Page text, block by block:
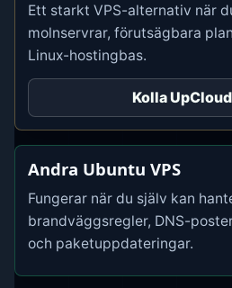
Ett starkt VPS-alternativ när
molnservrar, förutsägbara
Linux-hostingbas.
Kolla UpCloud
Andra Ubuntu VPS
Fungerar när du själv kan
brandväggsregler, DNS-
och paketuppdateringar.